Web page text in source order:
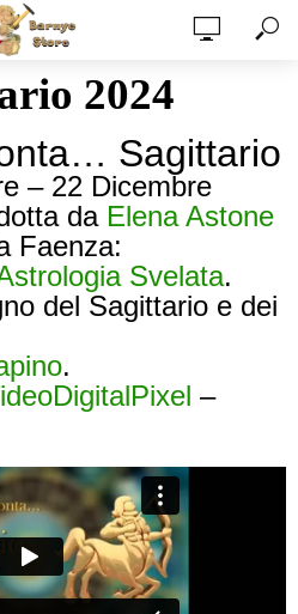
2024
Sagittario
– 22 Dicembre
da Elena Astone
Faenza:
Svelata.
del Sagittario e dei
.
–